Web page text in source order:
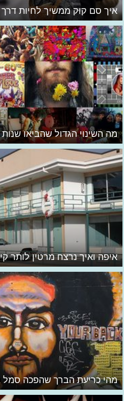
איך סם קוּק ממשיך לחיות דרך
מה השינוי הגדול שהביאו
איפה ואיך נרצח מרטין לותר
מהי כריעת הברך שהפכה סמל